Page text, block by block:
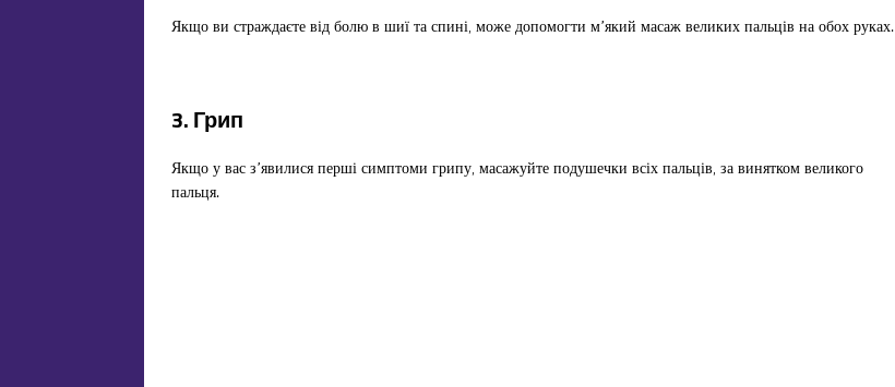
Якщо ви страждаєте від болю в шиї та спині, може допомогти м’який масаж великих пальців на обох руках.
3. Грип
Якщо у вас з’явилися перші симптоми грипу, масажуйте подушечки всіх пальців, за винятком великого
пальця.